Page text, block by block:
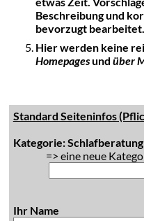
Beschreibung und
bevorzugt bearbeitet.
Hier werden keine
Homepagesund über
Standard Seiteninfos
Kategorie:
=> eine neue
Ihr Name